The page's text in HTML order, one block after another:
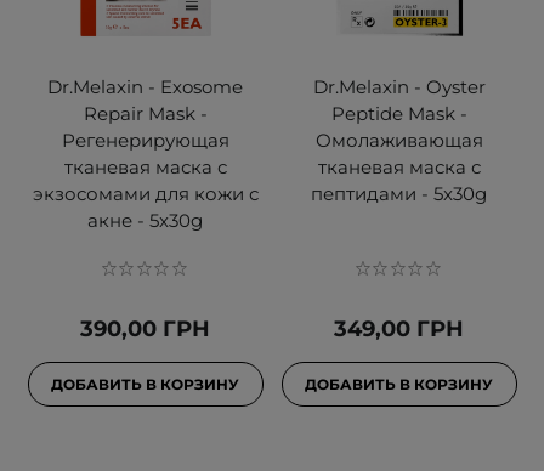
Dr.Melaxin - Exosome
Repair Mask -
Регенерирующая
тканевая маска с
экзосомами для кожи с
акне - 5x30g
390,00 ГРН
ДОБАВИТЬ В КОРЗИНУ
Dr.Melaxin - Oyster
Peptide Mask -
Омолаживающая
тканевая маска с
пептидами - 5x30g
349,00 ГРН
ДОБАВИТЬ В КОРЗИНУ